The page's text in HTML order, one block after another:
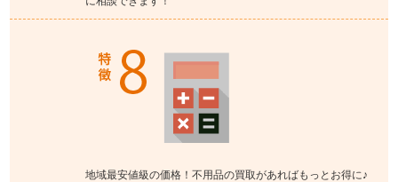
地域最安値級の価格！不用品の買取があればもっとお得に♪